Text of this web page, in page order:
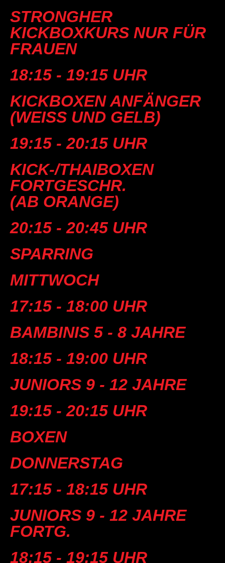
STRONGHER
KICKBOXKURS NUR FÜR
FRAUEN
18:15 - 19:15 UHR
KICKBOXEN ANFÄNGER
(WEISS UND GELB)
19:15 - 20:15 UHR
KICK-/THAIBOXEN
FORTGESCHR.
(AB ORANGE)
20:15 - 20:45 UHR
SPARRING
MITTWOCH
17:15 - 18:00 UHR
BAMBINIS 5 - 8 JAHRE
18:15 - 19:00 UHR
JUNIORS 9 - 12 JAHRE
19:15 - 20:15 UHR
BOXEN
DONNERSTAG
17:15 - 18:15 UHR
JUNIORS 9 - 12 JAHRE
FORTG.
18:15 - 19:15 UHR